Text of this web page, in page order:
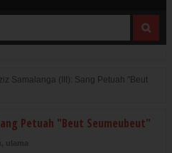
Samalanga (III): Sang Petuah "Beut
Petuah "Beut Seumeubeut"